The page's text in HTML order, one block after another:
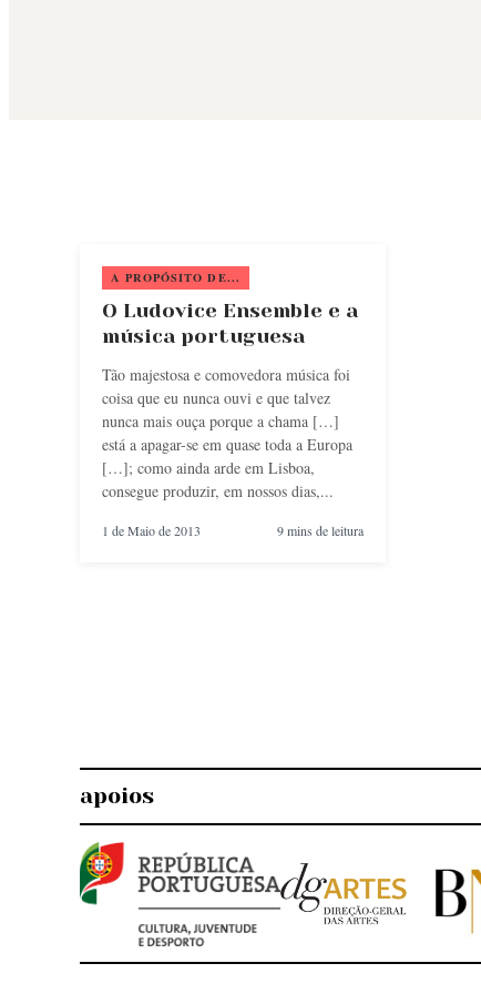
A PROPÓSITO DE...
O Ludovice Ensemble e a
música portuguesa
Tão majestosa e comovedora música foi
coisa que eu nunca ouvi e que talvez
nunca mais ouça porque a chama […]
está a apagar-se em quase toda a Europa
[…]; como ainda arde em Lisboa,
consegue produzir, em nossos dias,...
1 de Maio de 2013 9 mins de leitura
apoios